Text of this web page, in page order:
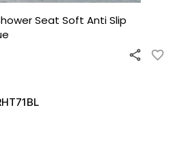
Seat Soft Anti Slip